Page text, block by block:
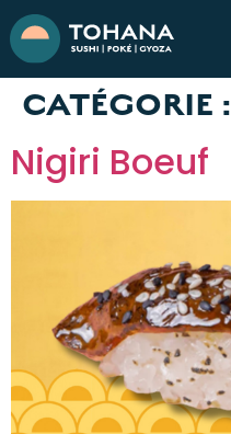
CATÉGORIE :
Nigiri Boeuf